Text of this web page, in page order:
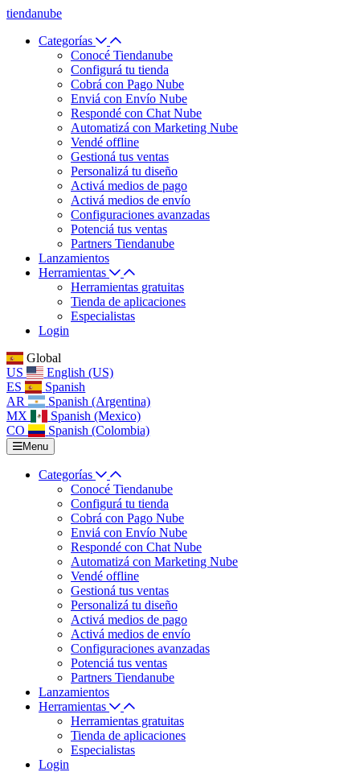
tiendanube
Categorías
Conocé Tiendanube
Configurá tu tienda
Cobrá con Pago Nube
Enviá con Envío Nube
Respondé con Chat Nube
Automatizá con Marketing Nube
Vendé offline
Gestioná tus ventas
Personalizá tu diseño
Activá medios de pago
Activá medios de envío
Configuraciones avanzadas
Potenciá tus ventas
Partners Tiendanube
Lanzamientos
Herramientas
Herramientas gratuitas
Tienda de aplicaciones
Especialistas
Login
Global
US
English (US)
ES
Spanish
AR
Spanish (Argentina)
MX
Spanish (Mexico)
CO
Spanish (Colombia)
Menu
Categorías
Conocé Tiendanube
Configurá tu tienda
Cobrá con Pago Nube
Enviá con Envío Nube
Respondé con Chat Nube
Automatizá con Marketing Nube
Vendé offline
Gestioná tus ventas
Personalizá tu diseño
Activá medios de pago
Activá medios de envío
Configuraciones avanzadas
Potenciá tus ventas
Partners Tiendanube
Lanzamientos
Herramientas
Herramientas gratuitas
Tienda de aplicaciones
Especialistas
Login